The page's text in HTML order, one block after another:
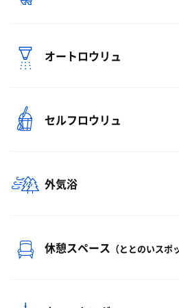
オートロウリュ
セルフロウリュ
外気浴
休憩スペース （ととのいスポ